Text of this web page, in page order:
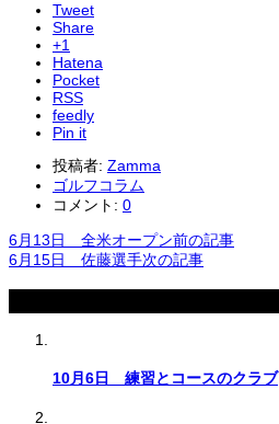
Tweet
Share
+1
Hatena
Pocket
RSS
feedly
Pin it
投稿者: Zamma
ゴルフコラム
コメント: 0
6月13日 全米オープン前の記事
6月15日 佐藤選手次の記事
10月6日 練習とコースのクラブ